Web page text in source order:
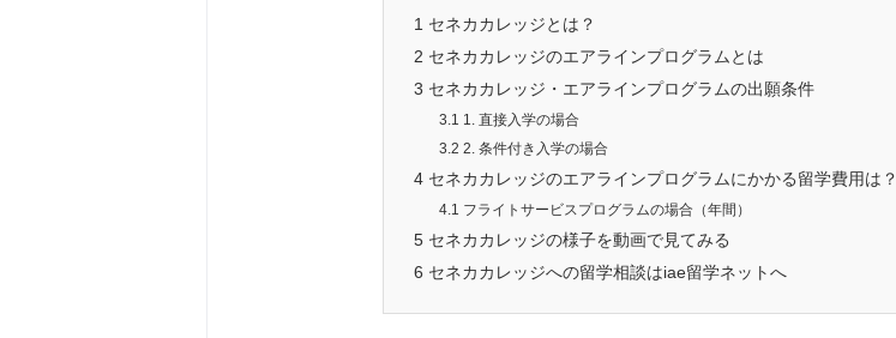
1 セネカカレッジとは？
2 セネカカレッジのエアラインプログラムとは
3 セネカカレッジ・エアラインプログラムの出願条件
3.1 1. 直接入学の場合
3.2 2. 条件付き入学の場合
4 セネカカレッジのエアラインプログラムにかかる留学費用は？
4.1 フライトサービスプログラムの場合（年間）
5 セネカカレッジの様子を動画で見てみる
6 セネカカレッジへの留学相談はiae留学ネットへ